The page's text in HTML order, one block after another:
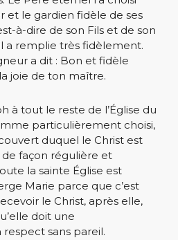
et le gardien fidèle de ses
à-dire de son Fils et de son
a remplie très fidèlement.
a dit : Bon et fidèle
joie de ton maître.
à tout le reste de l’Église du
particulièrement choisi,
duquel le Christ est
façon régulière et
la sainte Église est
Marie parce que c’est
le Christ, après elle,
doit une
sans pareil.